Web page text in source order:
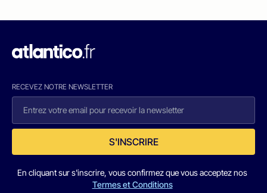
RECEVEZ NOTRE NEWSLETTER
S'INSCRIRE
En cliquant sur s'inscrire, vous confirmez que vous acceptez nos
Termes et Conditions